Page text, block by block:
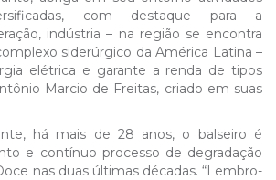
com destaque para a
indústria – na região se encontra
siderúrgico da América Latina –
elétrica e garante a renda de tipos
Marcio de Freitas, criado em suas
há mais de 28 anos, o balseiro é
e contínuo processo de degradação
nas duas últimas décadas. “Lembro-